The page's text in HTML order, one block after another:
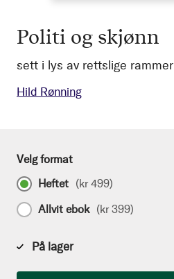
Politi og skjønn
sett i lys av rettslige rammer
Hild Rønning
Velg format
Heftet (kr 499)
Allvit ebok (kr 399)
På lager